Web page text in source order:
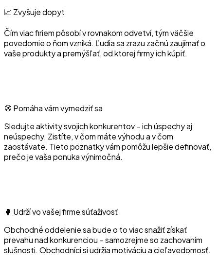
📈 Zvyšuje dopyt
Čím viac firiem pôsobí v rovnakom odvetví, tým väčšie
povedomie o ňom vzniká. Ľudia sa zrazu začnú zaujímať o
vaše produkty a premýšľať, od ktorej firmy ich kúpiť.
🧭 Pomáha vám vymedziť sa
Sledujte aktivity svojich konkurentov – ich úspechy aj
neúspechy. Zistíte, v čom máte výhodu a v čom
zaostávate. Tieto poznatky vám pomôžu lepšie definovať,
prečo je vaša ponuka výnimočná.
🥊 Udrží vo vašej firme súťaživosť
Obchodné oddelenie sa bude o to viac snažiť získať
prevahu nad konkurenciou – samozrejme so zachovaním
slušnosti. Obchodníci si udržia motiváciu a cieľavedomosť.